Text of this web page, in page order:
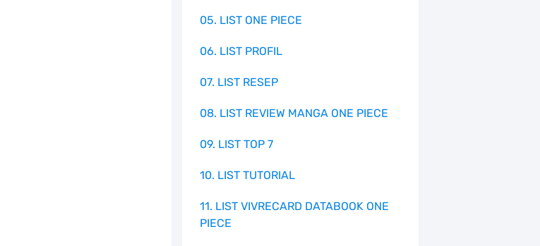
05. LIST ONE PIECE
06. LIST PROFIL
07. LIST RESEP
08. LIST REVIEW MANGA ONE PIECE
09. LIST TOP 7
10. LIST TUTORIAL
11. LIST VIVRECARD DATABOOK ONE
PIECE